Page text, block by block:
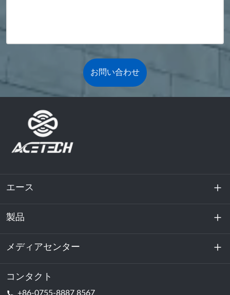
お問い合わせ
エース
私たちに関しては
持続可能性
製品
エネルギー貯蔵
データセンターおよびサーバー室
メディアセンター
ニュース
コンタクト
+86-0755-8887 8567